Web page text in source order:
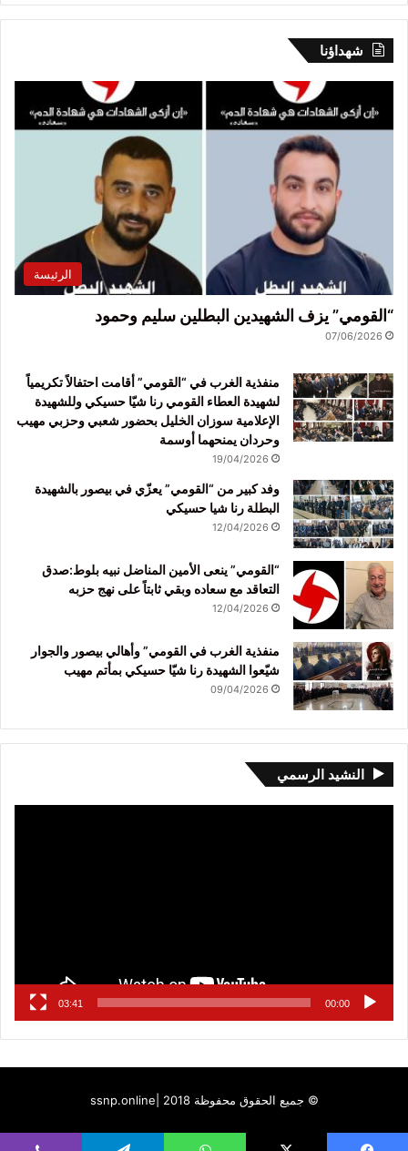
شهداؤنا
الرئيسة
“القومي” يزف الشهيدين البطلين سليم وحمود
07/06/2026
منفذية الغرب في “القومي” أقامت احتفالاً تكريمياً
لشهيدة العطاء القومي رنا شيّا حسيكي وللشهيدة
الإعلامية سوزان الخليل بحضور شعبي وحزبي مهيب
وحردان يمنحهما أوسمة
19/04/2026
وفد كبير من “القومي” يعزّي في بيصور بالشهيدة
البطلة رنا شيا حسيكي
12/04/2026
“القومي” ينعى الأمين المناضل نبيه بلوط:صدق
التعاقد مع سعاده وبقي ثابتاً على نهج حزبه
12/04/2026
منفذية الغرب في القومي” وأهالي بيصور والجوار
شيّعوا الشهيدة رنا شيّا حسيكي بمأتم مهيب
09/04/2026
النشيد الرسمي
00:00
03:41
© جميع الحقوق محفوظة 2018 | ssnp.online